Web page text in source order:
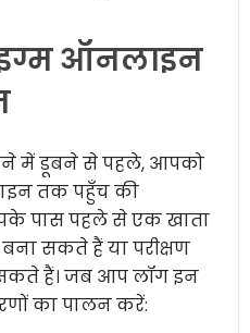
ऑनलाइन
में डूबने से पहले, आपको
तक पहुँच की
पास पहले से एक खाता
सकते हैं या परीक्षण
हैं। जब आप लॉग इन
का पालन करें: